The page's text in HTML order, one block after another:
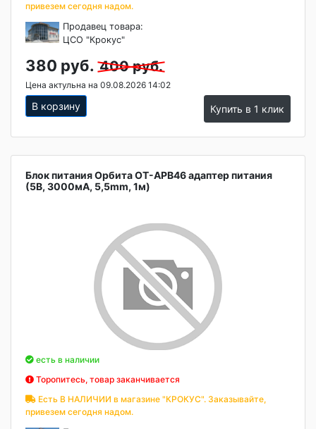
привезем сегодня надом.
Продавец товара:
ЦСО "Крокус"
380 руб. 400 руб.
Цена актульна на 09.08.2026 14:02
В корзину Купить в 1 клик
Блок питания Орбита OT-APB46 адаптер питания
(5В, 3000мА, 5,5mm, 1м)
есть в наличии
Торопитесь, товар заканчивается
Есть В НАЛИЧИИ в магазине "КРОКУС". Заказывайте,
привезем сегодня надом.